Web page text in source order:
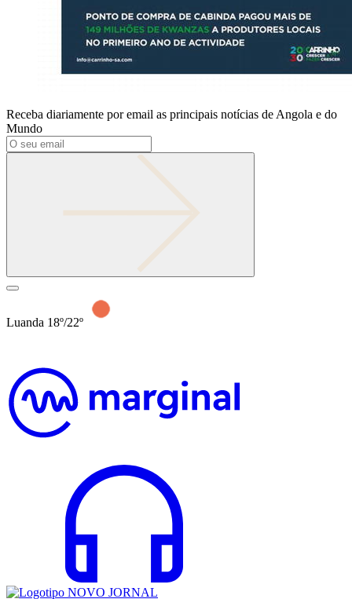
Receba diariamente por email as principais notícias de Angola e do
Mundo
Luanda 18º/22º